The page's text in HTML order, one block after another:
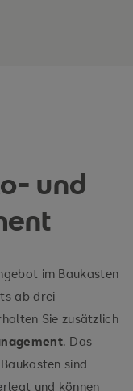
und
im Baukasten
ab drei
Sie zusätzlich
. Das
sind
und können